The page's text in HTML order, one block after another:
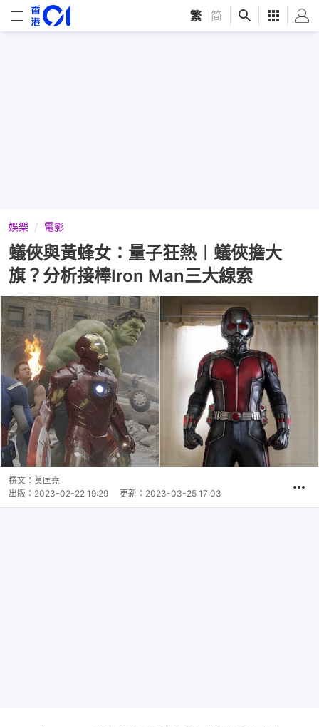
繁 简
娛樂 電影
蟻俠與黃蜂女：量子狂熱︱蟻俠擔大
旗？分析接棒Iron Man三大線索
撰文： 莫匡堯
出版： 2023-02-22 19:29 更新： 2023-03-25 17:03